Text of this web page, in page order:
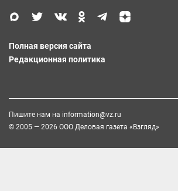
Полная версия сайта
Редакционная политика
Пишите нам на information@vz.ru
© 2005 — 2026 ООО Деловая газета «Взгляд»